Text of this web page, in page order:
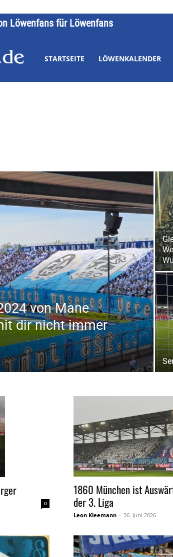
Löwenfans für Löwenfans
STARTSEITE LÖWENKALENDER
von Mane
dir nicht immer
0
1860 München ist
der 3. Liga
Leon Kleemann - 26. Juni 2026